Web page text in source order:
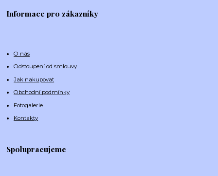
Informace pro zákazníky
O nás
Odstoupení od smlouvy
Jak nakupovat
Obchodní podmínky
Fotogalerie
Kontakty
Spolupracujeme